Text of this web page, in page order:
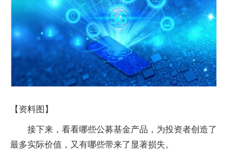
【资料图】
接下来，看看哪些公募基金产品，为投资者创造了
最多实际价值，又有哪些带来了显著损失。